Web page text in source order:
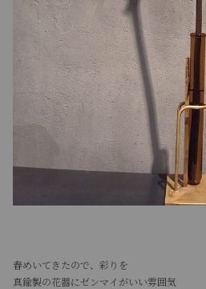
春めいてきたので、彩りを
真鍮製の花器にゼンマイがいい雰囲気